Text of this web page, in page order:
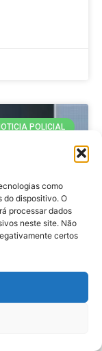
como
do dispositivo. O
processar dados
neste site. Não
certos
POLICIAL
homem
se